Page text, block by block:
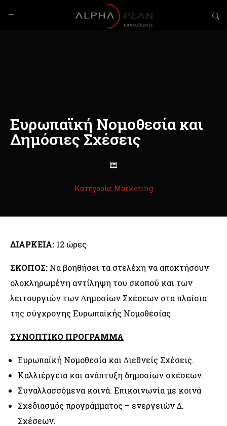
Ευρωπαϊκή Νομοθεσία και
Δημόσιες Σχέσεις
Κατηγορία: Marketing
ΔΙΑΡΚΕΙΑ: 12 ώρες
ΣΚΟΠΟΣ: Να βοηθήσει τα στελέχη να αποκτήσουν
ολοκληρωμένη αντίληψη του σκοπού και των
λειτουργιών των ∆ημοσίων Σχέσεων στα πλαίσια
της σύγχρονης Ευρωπαϊκής Νομοθεσίας
ΣΥΝΟΠΤΙΚΟ ΠΡΟΓΡΑΜΜΑ
Ευρωπαϊκή Νομοθεσία και ∆ιεθνείς Σχέσεις.
Καλλιέργεια και ανάπτυξη δημοσίων σχέσεων.
Συναλλασσόμενα κοινά. Επικοινωνία με κοινά
Σχεδιασμός προγράμματος – ενεργειών ∆.
Σχέσεων.